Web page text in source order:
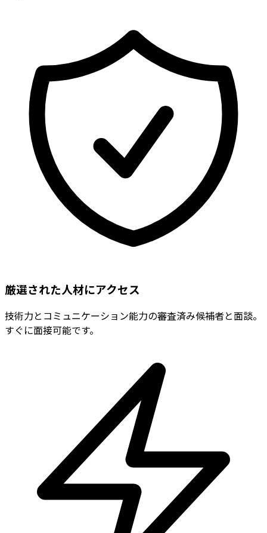
厳選された人材にアクセス
技術力とコミュニケーション能力の審査済み候補者と面談。
すぐに面接可能です。